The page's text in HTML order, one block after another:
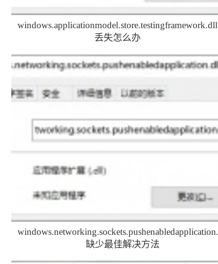
windows.applicationmodel.store.testingframework.dll
丢失怎么办
缺少最佳解决方法